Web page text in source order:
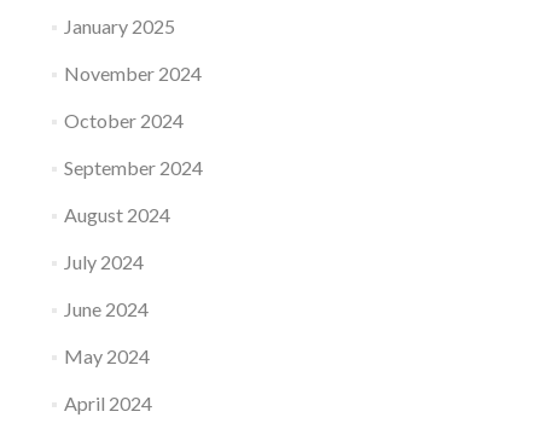
January 2025
November 2024
October 2024
September 2024
August 2024
July 2024
June 2024
May 2024
April 2024